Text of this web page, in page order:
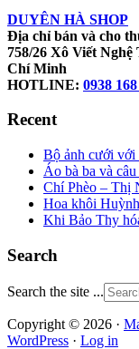
DUYÊN HÀ SHOP
Địa chỉ bán và cho
758/26 Xô Viết
Chí Minh
HOTLINE: 0938
Recent
Bộ ảnh cưới với
Áo bà ba và
Chí Phèo – Thị
Hoa khôi
Khi Bảo Thy
Search
Search the site ...
Copyright © 2026 ·
WordPress · Log in